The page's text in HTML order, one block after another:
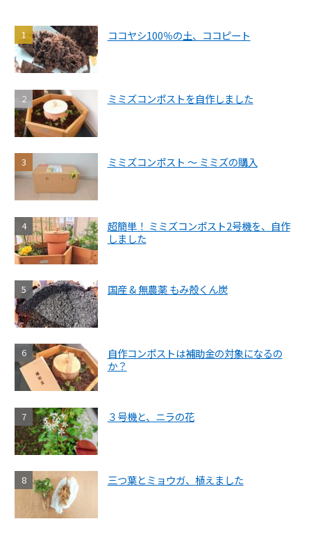
ココヤシ100％の土、ココピート
ミミズコンポストを自作しました
ミミズコンポスト ～ ミミズの購入
超簡単！ ミミズコンポスト2号機を、自作
しました
国産 & 無農薬 もみ殻くん炭
自作コンポストは補助金の対象になるの
か？
３号機と、ニラの花
三つ葉とミョウガ、植えました